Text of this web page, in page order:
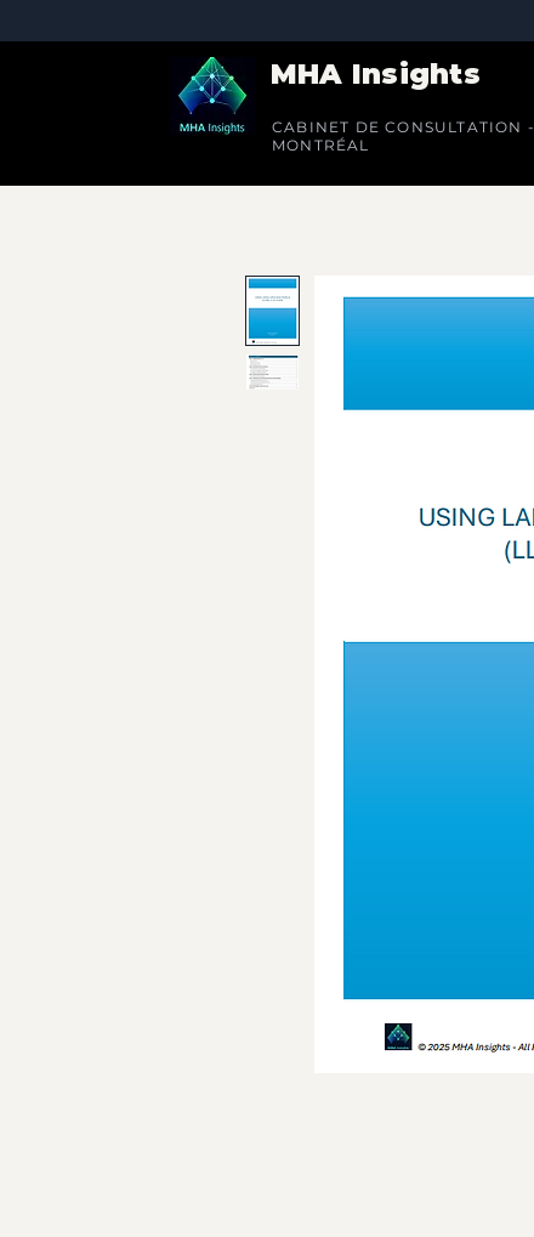
MHA Insights
CABINET DE CONSULTATION -
MONTRÉAL